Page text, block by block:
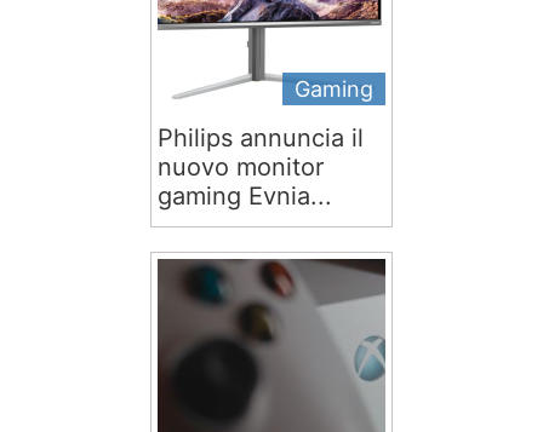
Gaming
Philips annuncia il
nuovo monitor
gaming Evnia...